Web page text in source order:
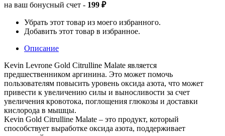
на ваш бонусный счет - 199 ₽
Убрать этот товар из моего избранного.
Добавить этот товар в избранное.
Описание
Kevin Levrone Gold Citrulline Malate является
предшественником аргинина. Это может помочь
пользователям повысить уровень оксида азота, что может
привести к увеличению силы и выносливости за счет
увеличения кровотока, поглощения глюкозы и доставки
кислорода в мышцы.
Kevin Gold Citrulline Malate – это продукт, который
способствует выработке оксида азота, поддерживает